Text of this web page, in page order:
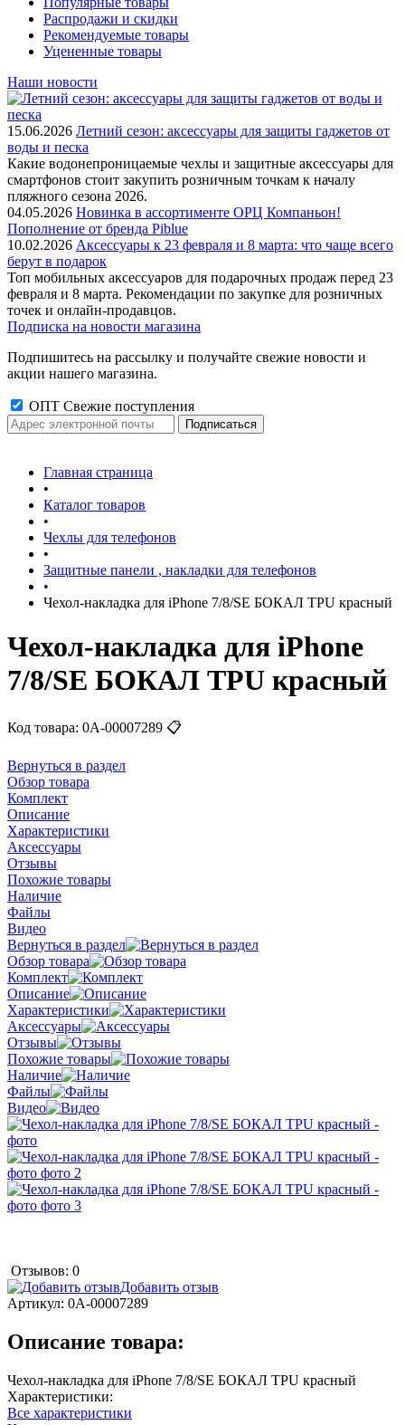
Распродажи и скидки
Рекомендуемые товары
Уцененные товары
Наши новости
15.06.2026 Летний сезон: аксессуары для защиты гаджетов от
воды и песка
Какие водонепроницаемые чехлы и защитные аксессуары для
смартфонов стоит закупить розничным точкам к началу
пляжного сезона 2026.
04.05.2026 Новинка в ассортименте OРЦ Компаньон!
Пополнение от бренда Piblue
10.02.2026 Аксессуары к 23 февраля и 8 марта: что чаще всего
берут в подарок
Топ мобильных аксессуаров для подарочных продаж перед 23
февраля и 8 марта. Рекомендации по закупке для розничных
точек и онлайн-продавцов.
Подписка на новости магазина
Подпишитесь на рассылку и получайте свежие новости и
акции нашего магазина.
ОПТ Свежие поступления
Главная страница
•
Каталог товаров
•
Чехлы для телефонов
•
Защитные панели , накладки для телефонов
•
Чехол-накладка для iPhone 7/8/SE БОКАЛ TPU красный
Чехол-накладка для iPhone
7/8/SE БОКАЛ TPU красный
Код товара: 0А-00007289 📋
Вернуться в раздел
Обзор товара
Комплект
Описание
Характеристики
Аксессуары
Отзывы
Похожие товары
Наличие
Файлы
Видео
Вернуться в раздел
Обзор товара
Комплект
Описание
Характеристики
Аксессуары
Отзывы
Похожие товары
Наличие
Файлы
Видео
Отзывов: 0
Добавить отзыв
Артикул: 0А-00007289
Описание товара:
Чехол-накладка для iPhone 7/8/SE БОКАЛ TPU красный
Характеристики:
Все характеристики